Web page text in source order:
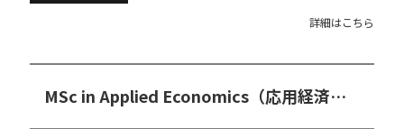
詳細はこちら
MSc in Applied Economics（応用経済学修士コース）